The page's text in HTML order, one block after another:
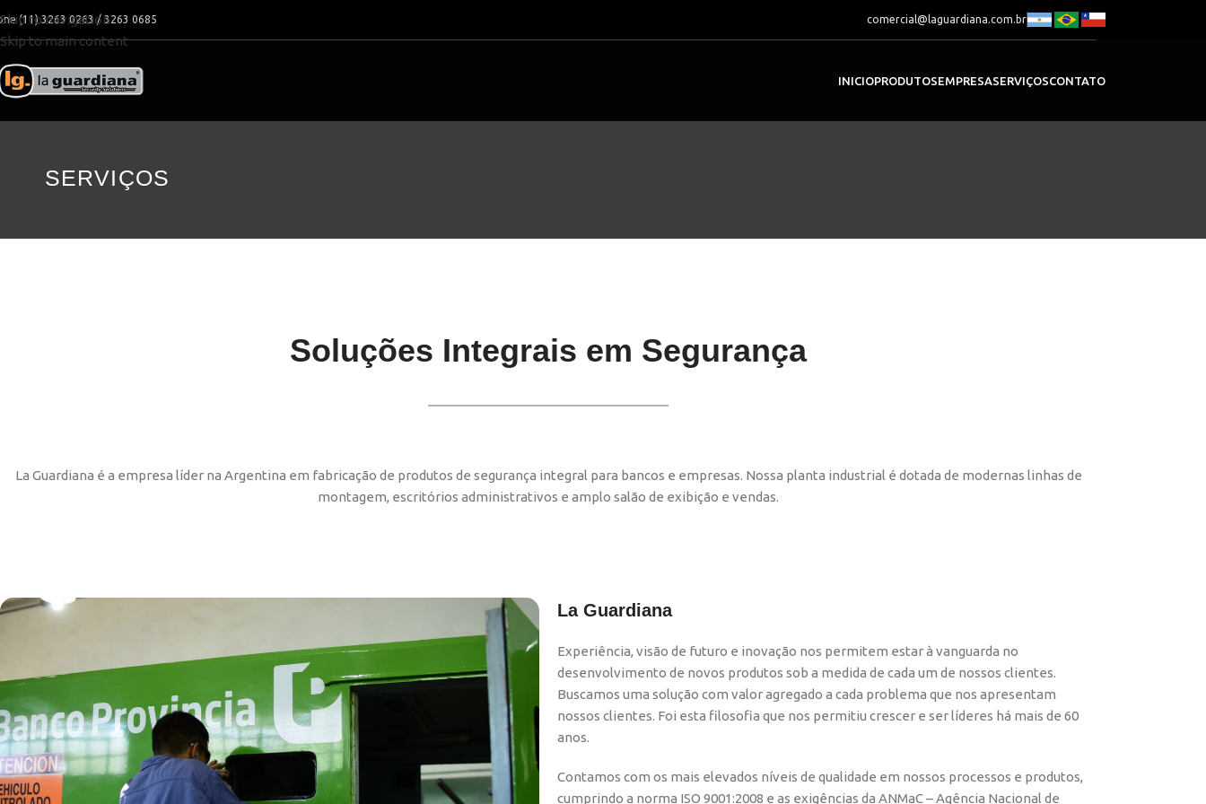
Skip to navigation
Skip to main content
(11) 3263 0263 / 3263 0685 comercial@laguardiana.com.br
INICIOPRODUTOSEMPRESASERVIÇOSCONTATO
SERVIÇOS
Soluções Integrais em Segurança
La Guardiana é a empresa líder na Argentina em fabricação de produtos de segurança integral para bancos e empresas. Nossa planta industrial é dotada de modernas linhas de
montagem, escritórios administrativos e amplo salão de exibição e vendas.
La Guardiana
Experiência, visão de futuro e inovação nos permitem estar à vanguarda no
desenvolvimento de novos produtos sob a medida de cada um de nossos clientes.
Buscamos uma solução com valor agregado a cada problema que nos apresentam
nossos clientes. Foi esta filosofia que nos permitiu crescer e ser líderes há mais de 60
anos.
Contamos com os mais elevados níveis de qualidade em nossos processos e produtos,
cumprindo a norma ISO 9001:2008 e as exigências da ANMaC – Agência Nacional de